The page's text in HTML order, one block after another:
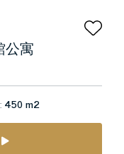
公寓
450 m2